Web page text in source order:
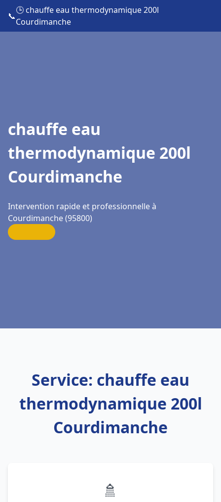
📞
🕒 chauffe eau thermodynamique 200l
Courdimanche
chauffe eau
thermodynamique 200l
Courdimanche
Intervention rapide et professionnelle à
Courdimanche (95800)
Service: chauffe eau
thermodynamique 200l
Courdimanche
🚿